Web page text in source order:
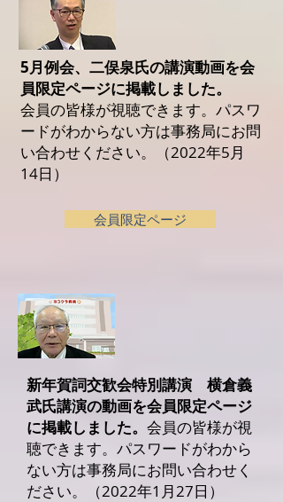
5月例会、二俣泉氏の講演動画を会
員限定ページに掲載しました。
会員の皆様が視聴できます。パスワ
ードがわからない方は事務局にお問
い合わせください。（2022年5月
14日）
会員限定ページ
新年賀詞交歓会特別講演 横倉義
武氏講演の動画を会員限定ページ
に掲載しました。 会員の皆様が視
聴できます。パスワードがわから
ない方は事務局にお問い合わせく
ださい。（2022年1月27日）